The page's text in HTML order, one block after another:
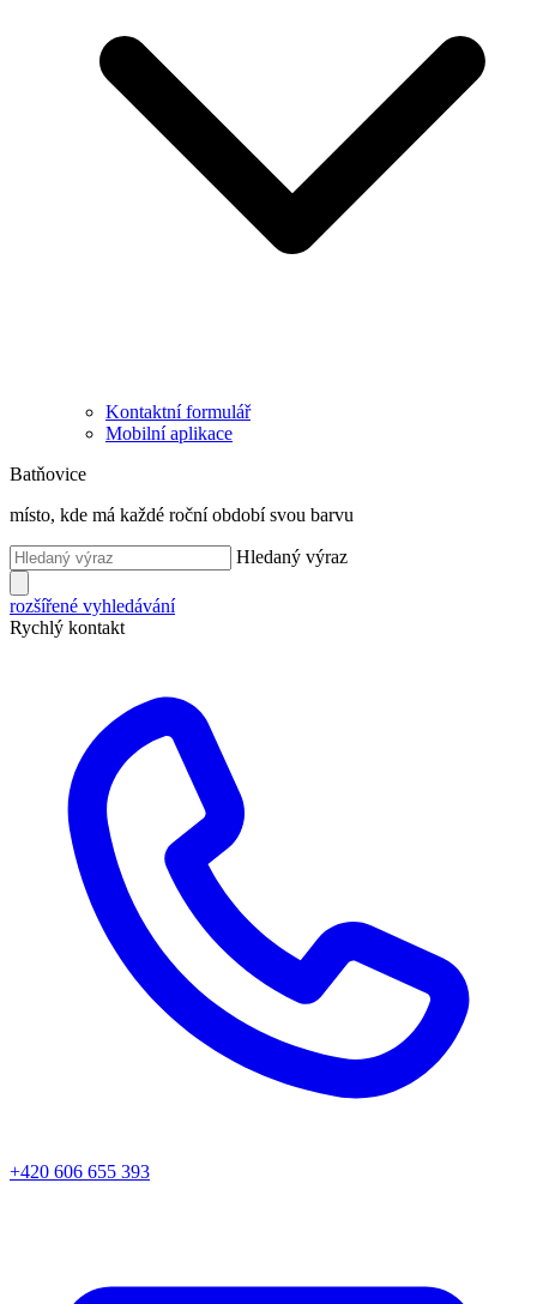
Kontaktní formulář
Mobilní aplikace
Batňovice
místo, kde má každé roční období svou barvu
Hledaný výraz
rozšířené vyhledávání
Rychlý kontakt
+420 606 655 393